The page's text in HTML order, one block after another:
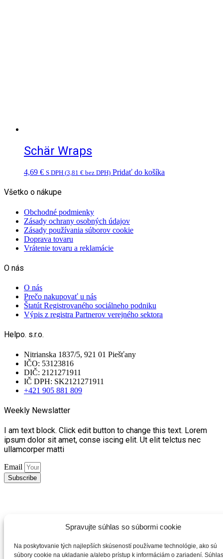
Spravujte súhlas so súbormi cookie
Na poskytovanie tých najlepších skúseností používame technológie, ako sú
súbory cookie na ukladanie a/alebo prístup k informáciám o zariadení.
Schär Wraps
4,69 € S DPH (3,81 € bez DPH) Pridať do košíka
Všetko o nákupe
Obchodné podmienky
Zásady ochrany osobných údajov
Zásady používania súborov cookie
Doprava tovaru
Vrátenie tovaru a reklamácie
O nás
O nás
Prečo nakupovať u nás
Štatút Registrovaného sociálneho podniku
Výpis z registra Partnerov verejného sektora
Helpo. s.r.o.
Nitrianska 1837/5, 921 01 Piešťany
IČO: 53123816
DIČ: 2121271911
IČ DPH: SK2121271911
+421 905 881 809
Weekly Newslatter
I am text block. Click edit button to change this text. Lorem
ipsum dolor sit amet, conse iscing elit. Ut elit telctus nec
ullamcorper matti
Email
Subscribe
Instagram Facebook-f